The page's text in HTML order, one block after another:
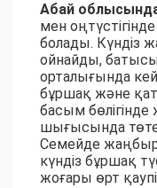
Абай
мен
болады. Күндіз
ойнайды,
орталығында
бұршақ және
басым бөлігінде
шығысында
Семейде
күндіз бұршақ
жоғары өрт